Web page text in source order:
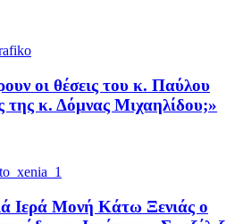
οι θέσεις του κ. Παύλου
κ. Δόμνας Μιχαηλίδου;»
Ιερά Μονή Κάτω Ξενιάς ο